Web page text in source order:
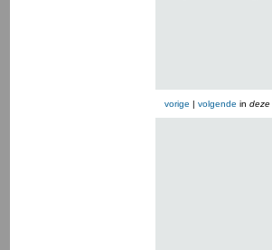
vorige | volgende in deze